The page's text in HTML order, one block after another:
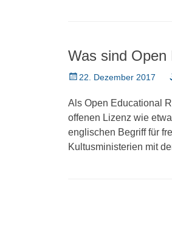
Was sind Open
Veröffentlicht
22. Dezember 2017
Als Open Educational
offenen Lizenz wie
englischen Begriff für
Kultusministerien mit